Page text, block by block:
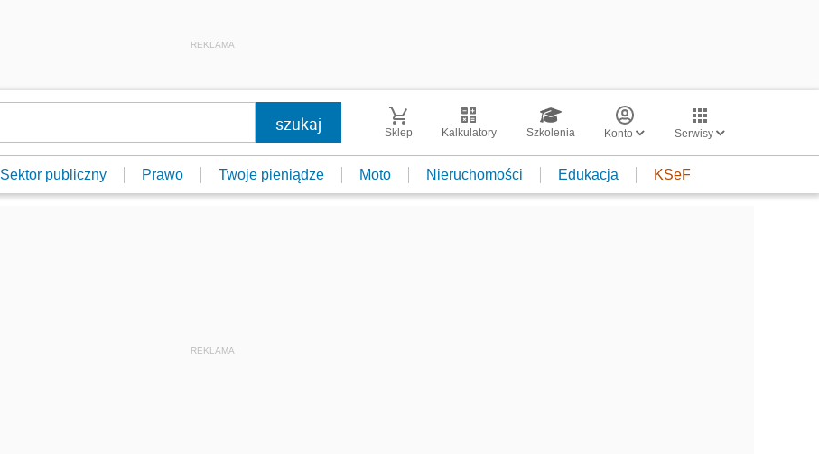
REKLAMA
Sklep Kalkulatory Szkolenia Konto Serwisy
Sektor publiczny Prawo Twoje pieniądze Moto Nieruchomości Edukacja KSeF